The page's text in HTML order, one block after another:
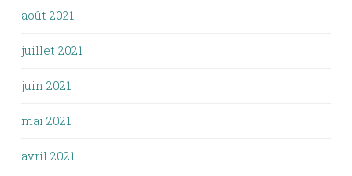
août 2021
juillet 2021
juin 2021
mai 2021
avril 2021